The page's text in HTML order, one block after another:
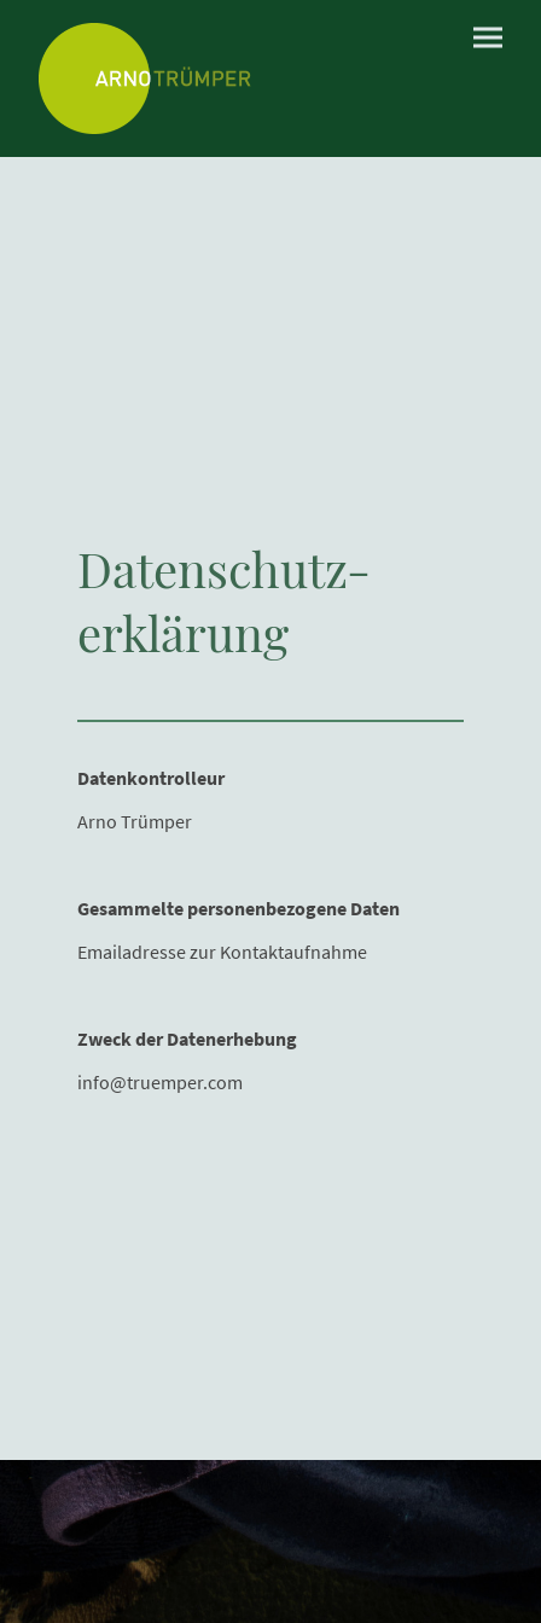
Datenschutz-
erklärung
Datenkontrolleur
Arno Trümper
Gesammelte personenbezogene Daten
Emailadresse zur Kontaktaufnahme
Zweck der Datenerhebung
info@truemper.com